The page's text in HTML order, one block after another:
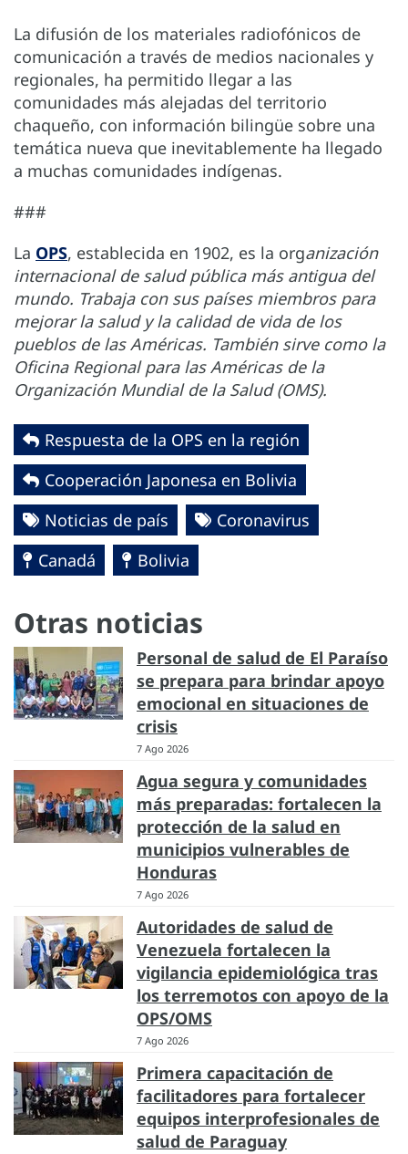
La difusión de los materiales radiofónicos de
comunicación a través de medios nacionales y
regionales, ha permitido llegar a las
comunidades más alejadas del territorio
chaqueño, con información bilingüe sobre una
temática nueva que inevitablemente ha llegado
a muchas comunidades indígenas.
###
La OPS, establecida en 1902, es la organización
internacional de salud pública más antigua del
mundo. Trabaja con sus países miembros para
mejorar la salud y la calidad de vida de los
pueblos de las Américas. También sirve como la
Oficina Regional para las Américas de la
Organización Mundial de la Salud (OMS).
Respuesta de la OPS en la región
Cooperación Japonesa en Bolivia
Noticias de país
Coronavirus
Canadá
Bolivia
Otras noticias
Personal de salud de El Paraíso
se prepara para brindar apoyo
emocional en situaciones de
crisis
7 Ago 2026
Agua segura y comunidades
más preparadas: fortalecen la
protección de la salud en
municipios vulnerables de
Honduras
7 Ago 2026
Autoridades de salud de
Venezuela fortalecen la
vigilancia epidemiológica tras
los terremotos con apoyo de la
OPS/OMS
7 Ago 2026
Primera capacitación de
facilitadores para fortalecer
equipos interprofesionales de
salud de Paraguay